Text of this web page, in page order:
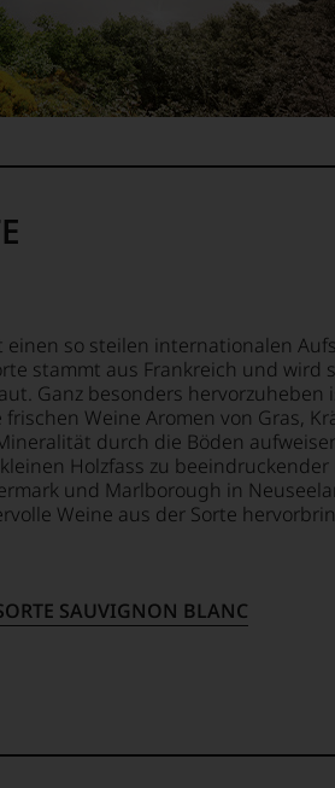
einen so steilen internationalen
stammt aus Frankreich und wird
Ganz besonders hervorzuheben
frischen Weine Aromen von Gras,
durch die Böden
Holzfass zu
und Marlborough in
Weine aus der Sorte
SAUVIGNON BLANC